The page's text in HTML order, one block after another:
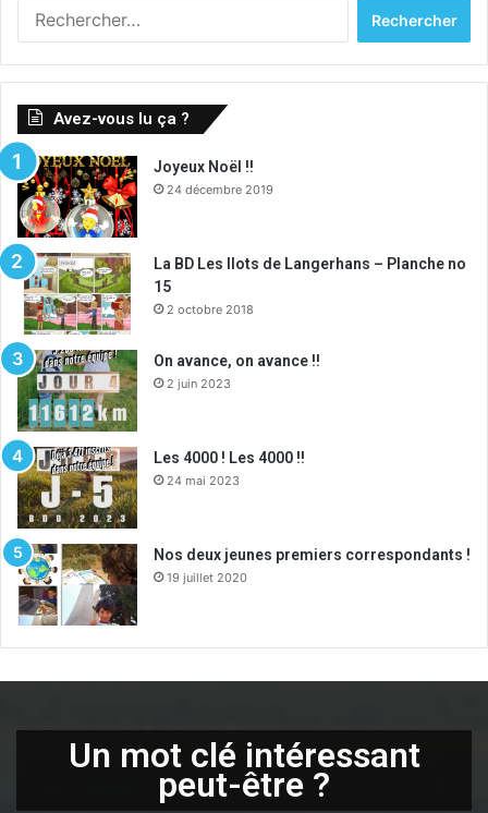
:
Avez-vous lu ça ?
Joyeux Noël !!
24 décembre 2019
La BD Les Ilots de Langerhans – Planche no
15
2 octobre 2018
On avance, on avance !!
2 juin 2023
Les 4000 ! Les 4000 !!
24 mai 2023
Nos deux jeunes premiers correspondants !
19 juillet 2020
Un mot clé intéressant
peut-être ?